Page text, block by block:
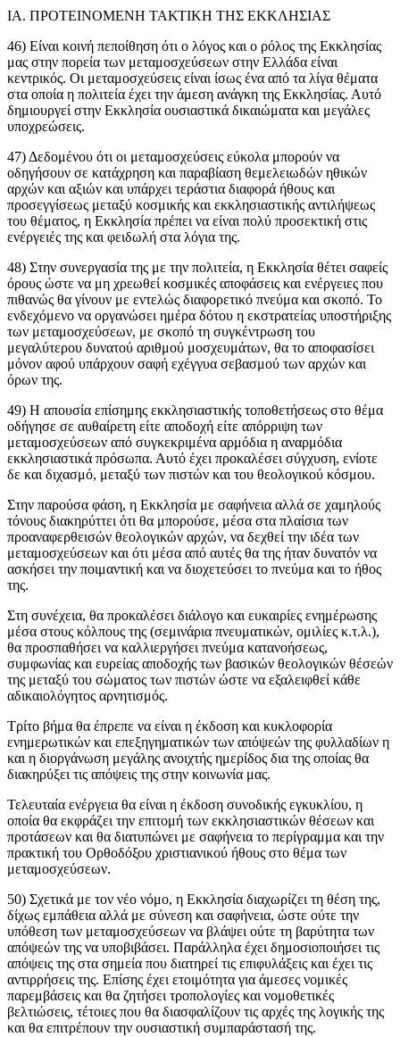
ΙΑ. ΠΡΟΤΕΙΝΟΜΕΝΗ ΤΑΚΤΙΚΗ ΤΗΣ ΕΚΚΛΗΣΙΑΣ
46) Είναι κοινή πεποίθηση ότι ο λόγος και ο ρόλος της Εκκλησίας
μας στην πορεία των μεταμοσχεύσεων στην Ελλάδα είναι
κεντρικός. Οι μεταμοσχεύσεις είναι ίσως ένα από τα λίγα θέματα
στα οποία η πολιτεία έχει την άμεση ανάγκη της Εκκλησίας. Αυτό
δημιουργεί στην Εκκλησία ουσιαστικά δικαιώματα και μεγάλες
υποχρεώσεις.
47) Δεδομένου ότι οι μεταμοσχεύσεις εύκολα μπορούν να
οδηγήσουν σε κατάχρηση και παραβίαση θεμελειωδών ηθικών
αρχών και αξιών και υπάρχει τεράστια διαφορά ήθους και
προσεγγίσεως μεταξύ κοσμικής και εκκλησιαστικής αντιλήψεως
του θέματος, η Εκκλησία πρέπει να είναι πολύ προσεκτική στις
ενέργειές της και φειδωλή στα λόγια της.
48) Στην συνεργασία της με την πολιτεία, η Εκκλησία θέτει σαφείς
όρους ώστε να μη χρεωθεί κοσμικές αποφάσεις και ενέργειες που
πιθανώς θα γίνουν με εντελώς διαφορετικό πνεύμα και σκοπό. Το
ενδεχόμενο να οργανώσει ημέρα δότου η εκστρατείας υποστήριξης
των μεταμοσχεύσεων, με σκοπό τη συγκέντρωση του
μεγαλύτερου δυνατού αριθμού μοσχευμάτων, θα το αποφασίσει
μόνον αφού υπάρχουν σαφή εχέγγυα σεβασμού των αρχών και
όρων της.
49) Η απουσία επίσημης εκκλησιαστικής τοποθετήσεως στο θέμα
οδήγησε σε αυθαίρετη είτε αποδοχή είτε απόρριψη των
μεταμοσχεύσεων από συγκεκριμένα αρμόδια η αναρμόδια
εκκλησιαστικά πρόσωπα. Αυτό έχει προκαλέσει σύγχυση, ενίοτε
δε και διχασμό, μεταξύ των πιστών και του θεολογικού κόσμου.
Στην παρούσα φάση, η Εκκλησία με σαφήνεια αλλά σε χαμηλούς
τόνους διακηρύττει ότι θα μπορούσε, μέσα στα πλαίσια των
προαναφερθεισών θεολογικών αρχών, να δεχθεί την ιδέα των
μεταμοσχεύσεων και ότι μέσα από αυτές θα της ήταν δυνατόν να
ασκήσει την ποιμαντική και να διοχετεύσει το πνεύμα και το ήθος
της.
Στη συνέχεια, θα προκαλέσει διάλογο και ευκαιρίες ενημέρωσης
μέσα στους κόλπους της (σεμινάρια πνευματικών, ομιλίες κ.τ.λ.),
θα προσπαθήσει να καλλιεργήσει πνεύμα κατανοήσεως,
συμφωνίας και ευρείας αποδοχής των βασικών θεολογικών θέσεών
της μεταξύ του σώματος των πιστών ώστε να εξαλειφθεί κάθε
αδικαιολόγητος αρνητισμός.
Τρίτο βήμα θα έπρεπε να είναι η έκδοση και κυκλοφορία
ενημερωτικών και επεξηγηματικών των απόψεών της φυλλαδίων η
και η διοργάνωση μεγάλης ανοιχτής ημερίδος δια της οποίας θα
διακηρύξει τις απόψεις της στην κοινωνία μας.
Τελευταία ενέργεια θα είναι η έκδοση συνοδικής εγκυκλίου, η
οποία θα εκφράζει την επιτομή των εκκλησιαστικών θέσεων και
προτάσεων και θα διατυπώνει με σαφήνεια το περίγραμμα και την
πρακτική του Ορθοδόξου χριστιανικού ήθους στο θέμα των
μεταμοσχεύσεων.
50) Σχετικά με τον νέο νόμο, η Εκκλησία διαχωρίζει τη θέση της,
δίχως εμπάθεια αλλά με σύνεση και σαφήνεια, ώστε ούτε την
υπόθεση των μεταμοσχεύσεων να βλάψει ούτε τη βαρύτητα των
απόψεών της να υποβιβάσει. Παράλληλα έχει δημοσιοποιήσει τις
απόψεις της στα σημεία που διατηρεί τις επιφυλάξεις και έχει τις
αντιρρήσεις της. Επίσης έχει ετοιμότητα για άμεσες νομικές
παρεμβάσεις και θα ζητήσει τροπολογίες και νομοθετικές
βελτιώσεις, τέτοιες που θα διασφαλίζουν τις αρχές της λογικής της
και θα επιτρέπουν την ουσιαστική συμπαράστασή της.